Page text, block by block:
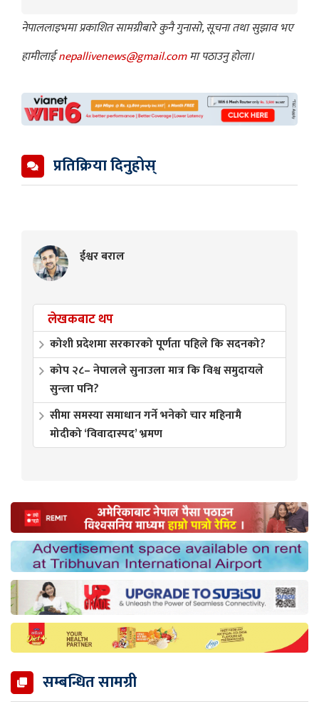
नेपाललाइभमा प्रकाशित सामग्रीबारे कुनै गुनासो, सूचना तथा सुझाव भए
हामीलाईnepallivenews@gmail.comमा पठाउनु होला।
प्रतिक्रिया दिनुहोस्
ईश्वर बराल
लेखकबाट थप
कोशी प्रदेशमा सरकारको पूर्णता पहिले कि सदनको?
कोप २८– नेपालले सुनाउला मात्र कि विश्व समुदायले
सुन्ला पनि?
सीमा समस्या समाधान गर्ने भनेको चार महिनामै
मोदीको ‘विवादास्पद’ भ्रमण
सम्बन्धित सामग्री